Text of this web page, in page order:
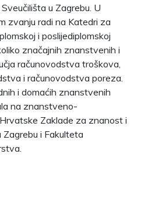
u Zagrebu. U
zvanju radi na Katedri za
i poslijediplomskoj
značajnih znanstvenih i
računovodstva troškova,
i računovodstva poreza.
i domaćih znanstvenih
na znanstveno-
Zaklade za znanost i
i Fakulteta